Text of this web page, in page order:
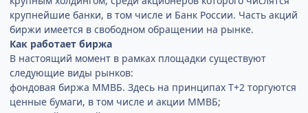
крупнейшие банки, в том числе и Банк России. Часть акций
биржи имеется в свободном обращении на рынке.
Как работает биржа
В настоящий момент в рамках площадки существуют
следующие виды рынков:
фондовая биржа ММВБ. Здесь на принципах Т+2 торгуются
ценные бумаги, в том числе и акции ММВБ;